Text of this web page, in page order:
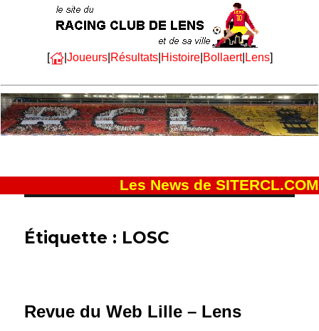
[ | Joueurs| Résultats| Histoire| Bollaert| Lens]
Les News de SITERCL.COM
Étiquette : LOSC
Revue du Web Lille – Lens